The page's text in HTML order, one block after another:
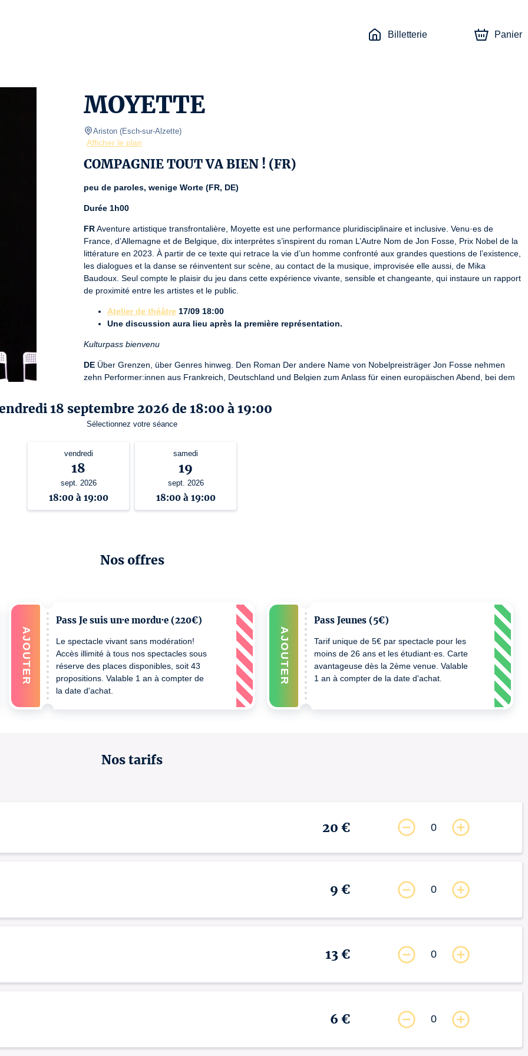
Billetterie Panier
MOYETTE
Ariston (Esch-sur-Alzette)
Afficher le plan
COMPAGNIE TOUT VA BIEN ! (FR)
peu de paroles, wenige Worte (FR, DE)
Durée 1h00
FR Aventure artistique transfrontalière, Moyette est une performance pluridisciplinaire et inclusive. Venu·es de
France, d’Allemagne et de Belgique, dix interprètes s’inspirent du roman L’Autre Nom de Jon Fosse, Prix Nobel de la
littérature en 2023. À partir de ce texte qui retrace la vie d’un homme confronté aux grandes questions de l’existence,
les dialogues et la danse se réinventent sur scène, au contact de la musique, improvisée elle aussi, de Mika
Baudoux. Seul compte le plaisir du jeu dans cette expérience vivante, sensible et changeante, qui instaure un rapport
de proximité entre les artistes et le public.
Atelier de théâtre 17/09 18:00
Une discussion aura lieu après la première représentation.
Kulturpass bienvenu
DE Über Grenzen, über Genres hinweg. Den Roman Der andere Name von Nobelpreisträger Jon Fosse nehmen
zehn Performer:innen aus Frankreich, Deutschland und Belgien zum Anlass für einen europäischen Abend, bei dem
bei dem entsprechend der Vorlage existenzielle Fragen rund um Tod, Trauer und Glaube verhandelt werden. Im
Sprachspiel, im Tanz, im Ausdruck teilen sich Zuschauer:innen und Künstler:innen dasselbe Licht, dieselbe Intensität,
und so nehmen wir alle Teil an einer grenzüberschreitenden Erfahrung.
Kulturpass akzeptiert
18 septembre 2026 de 18:00 à 19:00
Sélectionnez votre séance
vendredi
18
sept. 2026
18:00 à 19:00
samedi
19
sept. 2026
18:00 à 19:00
Nos offres
Pass Je suis un·e mordu·e (220€)
Le spectacle vivant sans modération!
Accès illimité à tous nos spectacles sous
réserve des places disponibles, soit 43
propositions. Valable 1 an à compter de
la date d'achat.
AJOUTER
Pass Jeunes (5€)
Tarif unique de 5€ par spectacle pour les
moins de 26 ans et les étudiant·es. Carte
avantageuse dès la 2ème venue. Valable
1 an à compter de la date d'achat.
AJOUTER
Nos tarifs
20 € 0
9 € 0
13 € 0
6 € 0